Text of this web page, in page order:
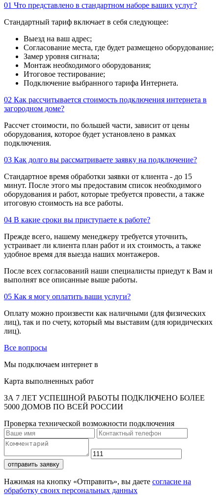
01 Что представлено в стандартном наборе ваших услуг?
Стандартный тариф включает в себя следующее:
Выезд на ваш адрес;
Согласование места, где будет размещено оборудование;
Замер уровня сигнала;
Монтаж необходимого оборудования;
Итоговое тестирование;
Подключение выбранного тарифа Интернета.
02 Как рассчитывается стоимость подключения интернета в
загородном доме?
Рассчет стоимости, по большей части, зависит от цены
оборудования, которое будет установлено в рамках
подключения.
03 Как долго вы рассматриваете заявку на подключение?
Стандартное время обработки заявки от клиента - до 15
минут. После этого мы предоставим список необходимого
оборудования и работ, которые требуется провести, а также
итоговую стоимость на все работы.
04 В какие сроки вы приступаете к работе?
Прежде всего, нашему менеджеру требуется уточнить,
устраивает ли клиента план работ и их стоимость, а также
удобное время для выезда наших монтажеров.
После всех согласований наши специалисты приедут к Вам и
выполнят все описанные выше работы.
05 Как я могу оплатить ваши услуги?
Оплату можно произвести как наличными (для физических
лиц), так и по счету, который мы выставим (для юридических
лиц).
Все вопросы
Мы подключаем интернет в
Карта выполненных работ
ЗА 7 ЛЕТ УСПЕШНОЙ РАБОТЫ ПОДКЛЮЧЕНО БОЛЕЕ
5000 ДОМОВ ПО ВСЕЙ РОССИИ
Проверка технической возможности подключения
отправить заявку
Нажимая на кнопку «Отправить», вы даете согласие на
обработку своих персональных данных